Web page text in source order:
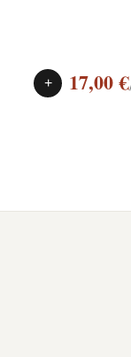
+ 17,00€